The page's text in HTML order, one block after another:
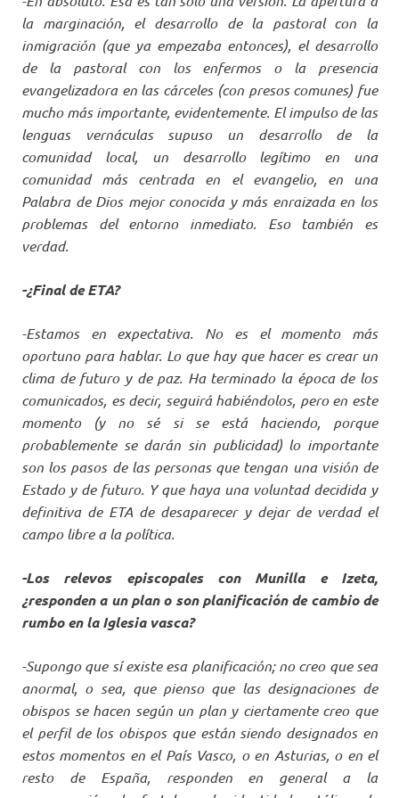
la marginación, el desarrollo de la pastoral con la
inmigración (que ya empezaba entonces), el desarrollo
de la pastoral con los enfermos o la presencia
evangelizadora en las cárceles (con presos comunes) fue
mucho más importante, evidentemente. El impulso de las
lenguas vernáculas supuso un desarrollo de la
comunidad local, un desarrollo legítimo en una
comunidad más centrada en el evangelio, en una
Palabra de Dios mejor conocida y más enraizada en los
problemas del entorno inmediato. Eso también es
verdad.
-¿Final de ETA?
-Estamos en expectativa. No es el momento más
oportuno para hablar. Lo que hay que hacer es crear un
clima de futuro y de paz. Ha terminado la época de los
comunicados, es decir, seguirá habiéndolos, pero en este
momento (y no sé si se está haciendo, porque
probablemente se darán sin publicidad) lo importante
son los pasos de las personas que tengan una visión de
Estado y de futuro. Y que haya una voluntad decidida y
definitiva de ETA de desaparecer y dejar de verdad el
campo libre a la política.
-Los relevos episcopales con Munilla e Izeta,
¿responden a un plan o son planificación de cambio de
rumbo en la Iglesia vasca?
-Supongo que sí existe esa planificación; no creo que sea
anormal, o sea, que pienso que las designaciones de
obispos se hacen según un plan y ciertamente creo que
el perfil de los obispos que están siendo designados en
estos momentos en el País Vasco, o en Asturias, o en el
resto de España, responden en general a la